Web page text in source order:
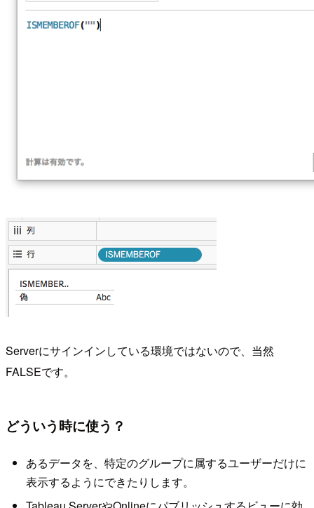
Serverにサインインしている環境ではないので、当然
FALSEです。
どういう時に使う？
あるデータを、特定のグループに属するユーザーだけに
表示するようにできたりします。